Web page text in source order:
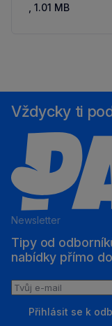
, 1.01 MB
Vždycky ti
Newsletter
Tipy od
nabídky přímo
Tvůj
Přihlásit se k